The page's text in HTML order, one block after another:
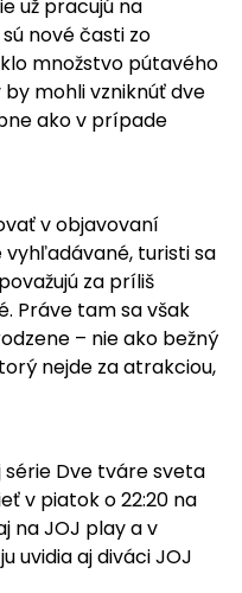
už pracujú na
nové časti zo
množstvo pútavého
mohli vzniknúť dve
ako v prípade
v objavovaní
turisti sa
za príliš
Práve tam sa však
– nie ako bežný
nejde za atrakciou,
Dve tváre sveta
v piatok o 22:20 na
na JOJ play a v
uvidia aj diváci JOJ